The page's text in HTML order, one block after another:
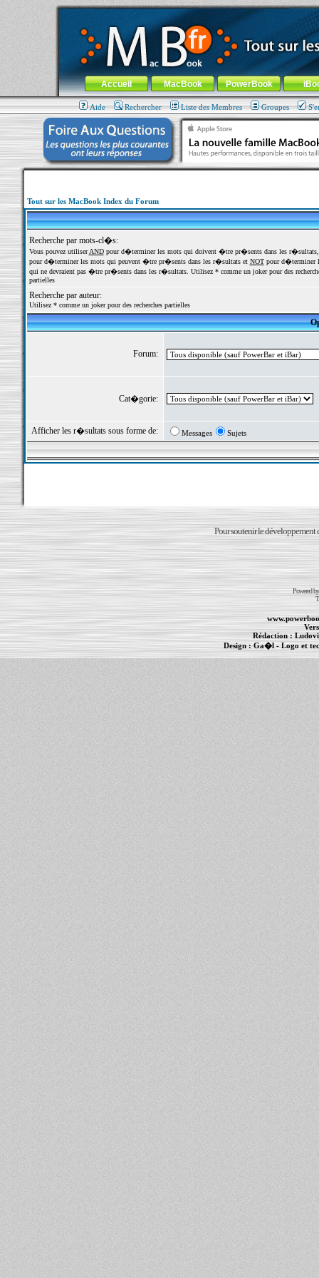
MacBook-fr.com : 100% Apple... 100% nomade !
Aller au contenu-Aller au menu général-Aller au menu de
Menu général
Accueil MacBook PowerBook
Aide Rechercher Liste des Membres Groupes
Tout sur les MacBook Index du Forum
Recherche par mots-cl�s:
Vous pouvez utiliserANDpour d�terminer les mots qui doivent �tre pr�sents dans les
pour d�terminer les mots qui peuvent �tre pr�sents dans les r�sultats et NOTpour d�terminer
qui ne devraient pas �tre pr�sents dans les r�sultats. Utilisez * comme un joker pour des
partielles
Recherche par auteur:
Utilisez * comme un joker pour des recherches partielles
Forum:
Cat�gorie:
Afficher les r�sultats sous forme de: Messages Sujets
Pour soutenir le développement
Powered
Rédaction :
Design : Ga�l- Logo et